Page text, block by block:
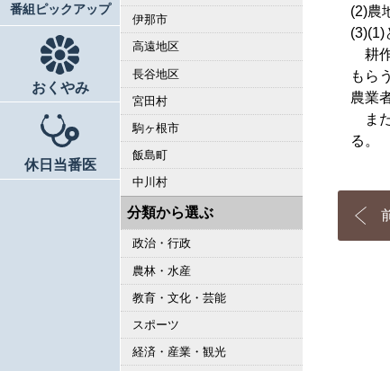
番組ピックアップ
おくやみ
休日当番医
伊那市
高遠地区
長谷地区
宮田村
駒ヶ根市
飯島町
中川村
分類から選ぶ
政治・行政
農林・水産
教育・文化・芸能
スポーツ
経済・産業・観光
(2)農
(3)(1)
耕作
もら
農業
また
る。